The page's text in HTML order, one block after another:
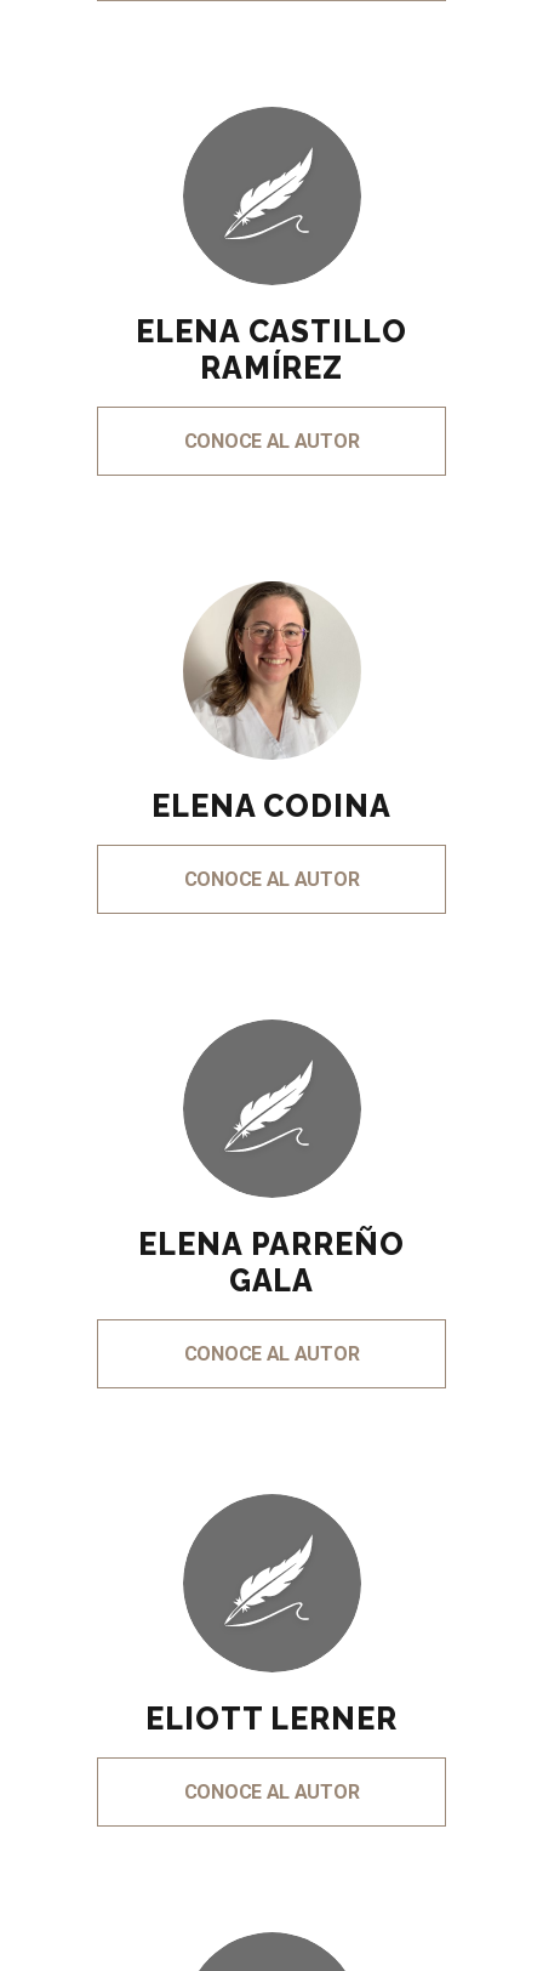
ELENA CASTILLO
RAMÍREZ
CONOCE AL AUTOR
ELENA CODINA
CONOCE AL AUTOR
ELENA PARREÑO
GALA
CONOCE AL AUTOR
ELIOTT LERNER
CONOCE AL AUTOR